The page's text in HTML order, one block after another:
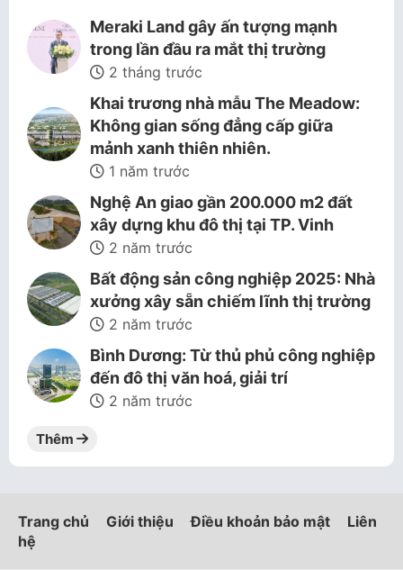
Meraki Land gây ấn tượng mạnh
trong lần đầu ra mắt thị trường
2 tháng trước
Khai trương nhà mẫu The Meadow:
Không gian sống đẳng cấp giữa
mảnh xanh thiên nhiên.
1 năm trước
Nghệ An giao gần 200.000 m2 đất
xây dựng khu đô thị tại TP. Vinh
2 năm trước
Bất động sản công nghiệp 2025: Nhà
xưởng xây sẵn chiếm lĩnh thị trường
2 năm trước
Bình Dương: Từ thủ phủ công nghiệp
đến đô thị văn hoá, giải trí
2 năm trước
Thêm
Trang chủ Giới thiệu Điều khoản bảo mật
Liên
hệ